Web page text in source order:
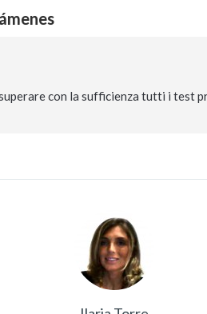
con la sufficienza tutti i test